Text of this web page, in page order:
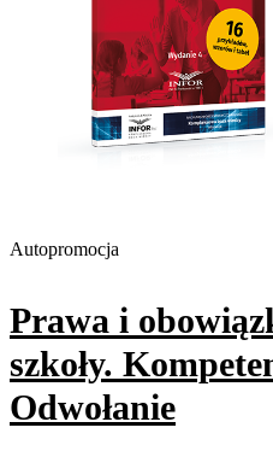
Autopromocja
Prawa i
szkoły.
Odwołanie